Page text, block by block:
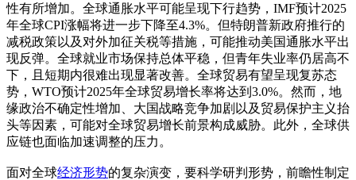
性有所增加。全球通胀水平可能呈现下行趋势，IMF预计2025
年全球CPI涨幅将进一步下降至4.3%。但特朗普新政府推行的
减税政策以及对外加征关税等措施，可能推动美国通胀水平出
现反弹。全球就业市场保持总体平稳，但青年失业率仍居高不
下，且短期内很难出现显著改善。全球贸易有望呈现复苏态
势，WTO预计2025年全球贸易增长率将达到3.0%。然而，地
缘政治不确定性增加、大国战略竞争加剧以及贸易保护主义抬
头等因素，可能对全球贸易增长前景构成威胁。此外，全球供
应链也面临加速调整的压力。
面对全球经济形势的复杂演变，要科学研判形势，前瞻性制定